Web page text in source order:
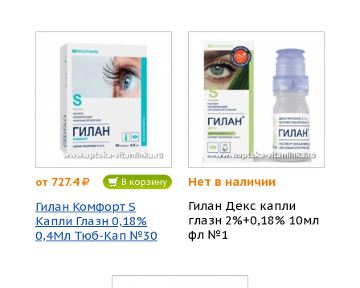
от 727.4 В корзину
Гилан Комфорт S
Капли Глазн 0,18%
0,4Мл Тюб-Кап №30
Нет в наличии
Гилан Декс капли
глазн 2%+0,18% 10мл
фл №1